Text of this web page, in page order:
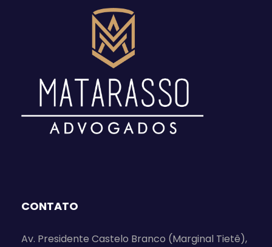
CONTATO
Av. Presidente Castelo Branco (Marginal Tietê),